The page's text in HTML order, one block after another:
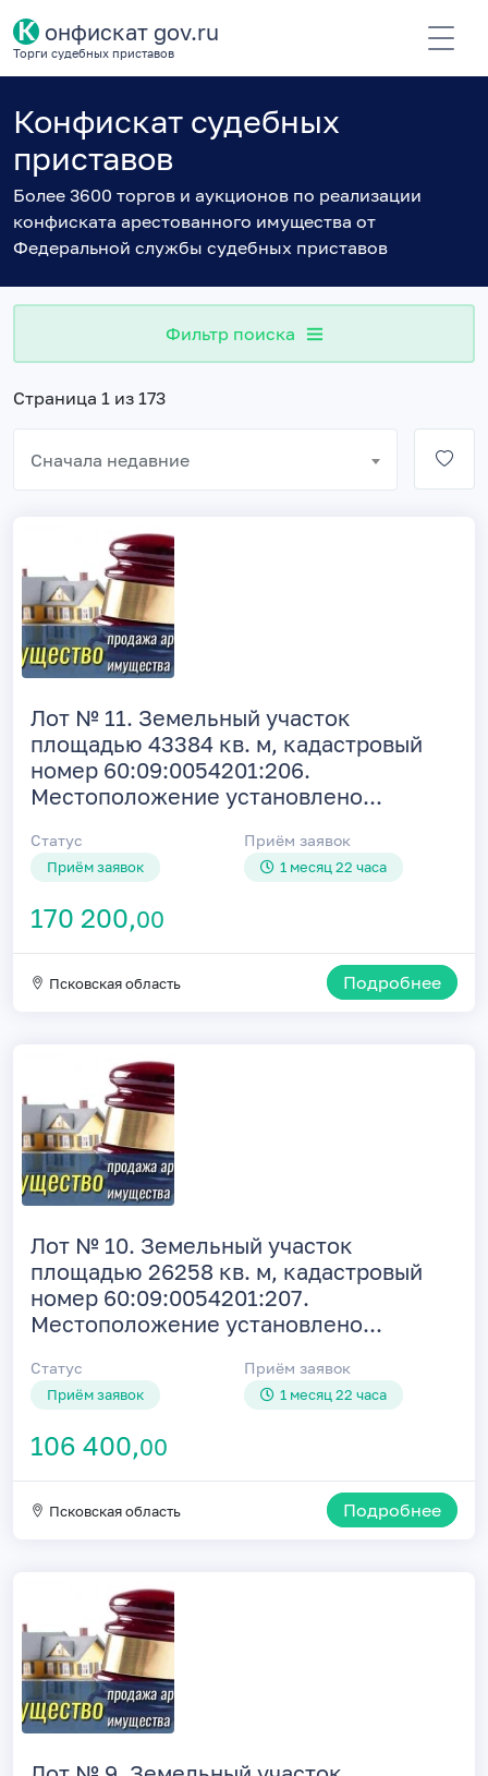
К онфискат gov.ru
Торги судебных приставов
Конфискат судебных
приставов
Более 3600 торгов и аукционов по реализации
конфиската арестованного имущества от
Федеральной службы судебных приставов
Фильтр поиска
Страница 1 из 173
Сначала недавние
Лот № 11. Земельный участок
площадью 43384 кв. м, кадастровый
номер 60:09:0054201:206.
Местоположение установлено...
Статус
Приём заявок
Приём заявок
1 месяц 22 часа
170 200,00
Псковская область Подробнее
Лот № 10. Земельный участок
площадью 26258 кв. м, кадастровый
номер 60:09:0054201:207.
Местоположение установлено...
Статус
Приём заявок
Приём заявок
1 месяц 22 часа
106 400,00
Псковская область Подробнее